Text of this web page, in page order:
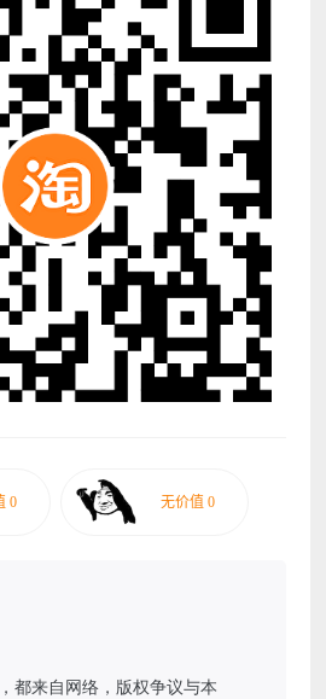
都来自网络，版权争议与本